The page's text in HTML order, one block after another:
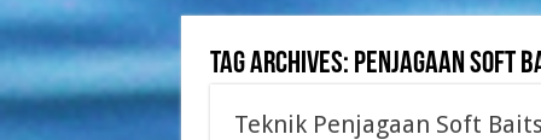
Tag Archives: penjagaan soft
Teknik Penjagaan Soft